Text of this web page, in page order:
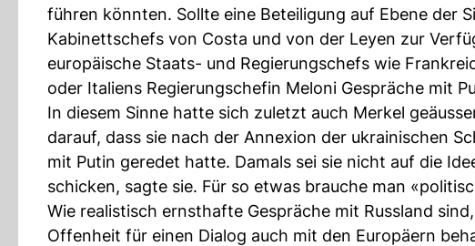
führen könnten. Sollte eine Beteiligung auf Ebene der
Kabinettschefs von Costa und von der Leyen zur
europäische Staats- und Regierungschefs wie
oder Italiens Regierungschefin Meloni Gespräche mit
In diesem Sinne hatte sich zuletzt auch Merkel
darauf, dass sie nach der Annexion der ukrainischen
mit Putin geredet hatte. Damals sei sie nicht auf die
schicken, sagte sie. Für so etwas brauche man
Wie realistisch ernsthafte Gespräche mit Russland
Offenheit für einen Dialog auch mit den Europäern